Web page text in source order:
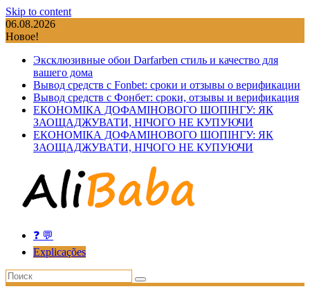
Skip to content
06.08.2026
Новое!
Эксклюзивные обои Darfarben стиль и качество для
вашего дома
Вывод средств с Fonbet: сроки и отзывы о верификации
Вывод средств с Фонбет: сроки, отзывы и верификация
ЕКОНОМІКА ДОФАМІНОВОГО ШОПІНГУ: ЯК
ЗАОЩАДЖУВАТИ, НІЧОГО НЕ КУПУЮЧИ
ЕКОНОМІКА ДОФАМІНОВОГО ШОПІНГУ: ЯК
ЗАОЩАДЖУВАТИ, НІЧОГО НЕ КУПУЮЧИ
❓ 💬
Explicações